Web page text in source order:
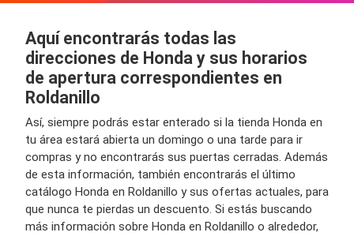
Aquí encontrarás todas las
direcciones de Honda y sus horarios
de apertura correspondientes en
Roldanillo
Así, siempre podrás estar enterado si la tienda Honda en
tu área estará abierta un domingo o una tarde para ir
compras y no encontrarás sus puertas cerradas. Además
de esta información, también encontrarás el último
catálogo Honda en Roldanillo y sus ofertas actuales, para
que nunca te pierdas un descuento. Si estás buscando
más información sobre Honda en Roldanillo o alrededor,